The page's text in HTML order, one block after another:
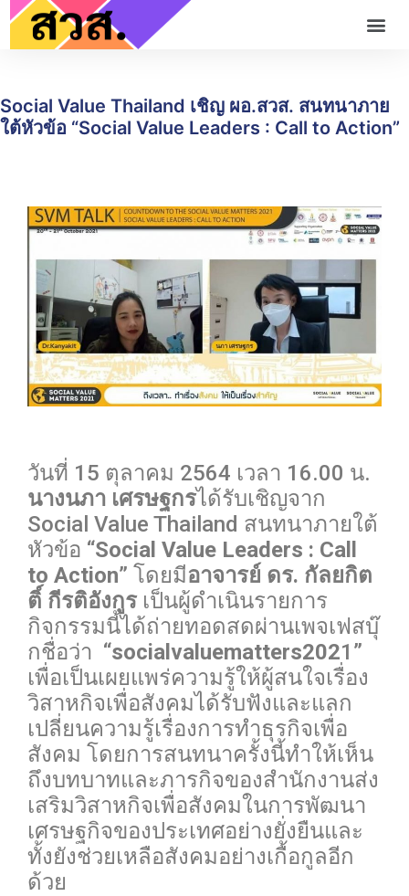
Social Value Thailand เชิญ ผอ.สวส. สนทนาภาย
ใต้หัวข้อ “Social Value Leaders : Call to Action”
วันที่ 15 ตุลาคม 2564 เวลา 16.00 น.
นางนภา เศรษฐกรได้รับเชิญจาก
Social Value Thailand สนทนาภายใต้
หัวข้อ “Social Value Leaders : Call
to Action” โดยมีอาจารย์ ดร. กัลยกิต
ติ์ กีรติอังกูรเป็นผู้ดำเนินรายการ
กิจกรรมนี้ได้ถ่ายทอดสดผ่านเพจเฟสบุ๊
กชื่อว่า “socialvaluematters2021”
เพื่อเป็นเผยแพร่ความรู้ให้ผู้สนใจเรื่อง
วิสาหกิจเพื่อสังคมได้รับฟังและแลก
เปลี่ยนความรู้เรื่องการทำธุรกิจเพื่อ
สังคม โดยการสนทนาครั้งนี้ทำให้เห็น
ถึงบทบาทและภารกิจของสำนักงานส่ง
เสริมวิสาหกิจเพื่อสังคมในการพัฒนา
เศรษฐกิจของประเทศอย่างยั่งยืนและ
ทั้งยังช่วยเหลือสังคมอย่างเกื้อกูลอีก
ด้วย